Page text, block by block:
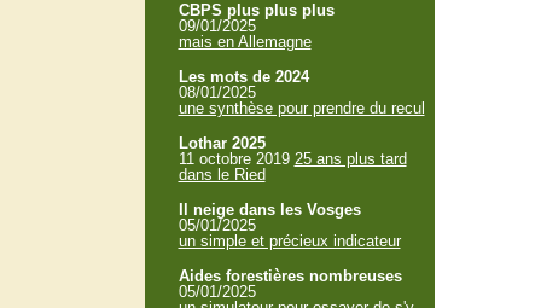
CBPS plus plus plus
09/01/2025
mais en Allemagne
Les mots de 2024
08/01/2025
une synthèse pour prendre du recul
Lothar 2025
11 octobre 2019 25 ans plus tard
dans le Ried
Il neige dans les Vosges
05/01/2025
un simple et précieux indicateur
Aides forestières nombreuses
05/01/2025